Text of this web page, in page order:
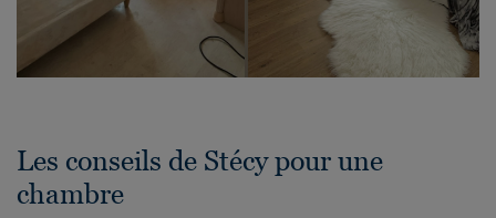
Les conseils de Stécy pour une
chambre